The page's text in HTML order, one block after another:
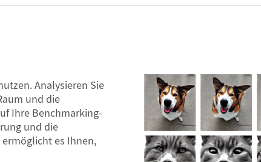
Analysieren Sie
und die
Ihre Benchmarking-
und die
es Ihnen,